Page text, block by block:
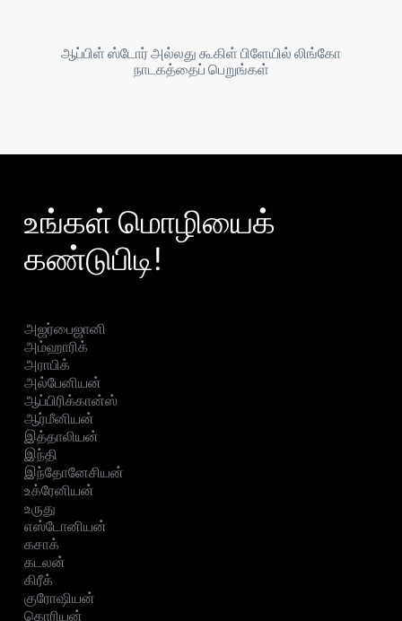
ஆப்பிள் ஸ்டோர் அல்லது கூகிள் பிளேயில் லிங்கோ
நாடகத்தைப் பெறுங்கள்
உங்கள் மொழியைக்
கண்டுபிடி!
அஜர்பைஜானி
அம்ஹாரிக்
அராபிக்
அல்பேனியன்
ஆப்பிரிக்கான்ஸ்
ஆர்மீனியன்
இத்தாலியன்
இந்தி
இந்தோனேசியன்
உக்ரேனியன்
உருது
எஸ்டோனியன்
கசாக்
கடலன்
கிரீக்
குரோஷியன்
கொரியன்